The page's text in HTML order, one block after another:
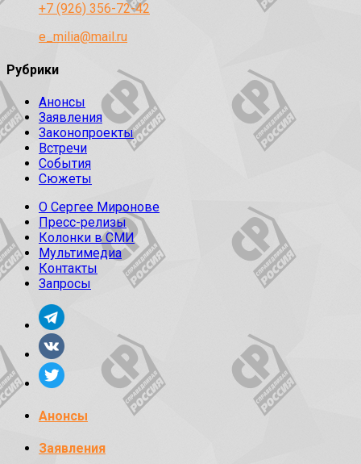
+7 (926) 356-72-42
e_milia@mail.ru
Рубрики
Анонсы
Заявления
Законопроекты
Встречи
События
Сюжеты
О Сергее Миронове
Пресс-релизы
Колонки в СМИ
Мультимедиа
Контакты
Запросы
Анонсы
Заявления